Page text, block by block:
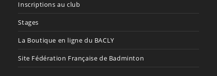
Inscriptions au club
Stages
La Boutique en ligne du BACLY
Site Fédération Française de Badminton